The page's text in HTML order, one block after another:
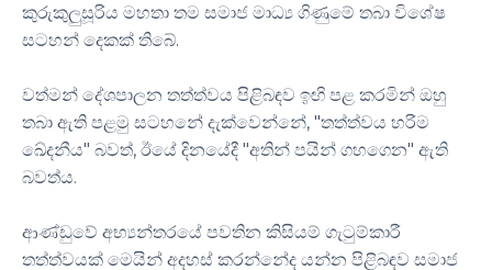
කුරුකුලුසූරිය මහතා තම සමාජ මාධ්‍ය ගිණුමේ තබා විශේෂ
සටහන් දෙකක් තිබේ.
වත්මන් දේශපාලන තත්ත්වය පිළිබඳව ඉඟි පළ කරමින් ඔහු
තබා ඇති පළමු සටහනේ දැක්වෙන්නේ, "තත්ත්වය හරිම
ඛේදනීය" බවත්, ඊයේ දිනයේදී "අතින් පයින් ගහගෙන" ඇති
බවත්ය.
ආණ්ඩුවේ අභ්‍යන්තරයේ පවතින කිසියම් ගැටුම්කාරී
තත්ත්වයක් මෙයින් අදහස් කරන්නේද යන්න පිළිබඳව සමාජ